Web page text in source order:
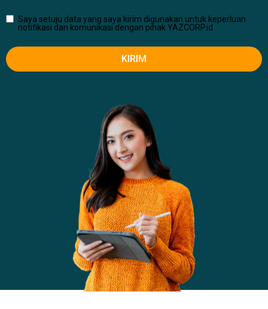
Saya setuju data yang saya kirim digunakan untuk keperluan
notifikasi dan komunikasi dengan pihak YAZCORP.id
KIRIM